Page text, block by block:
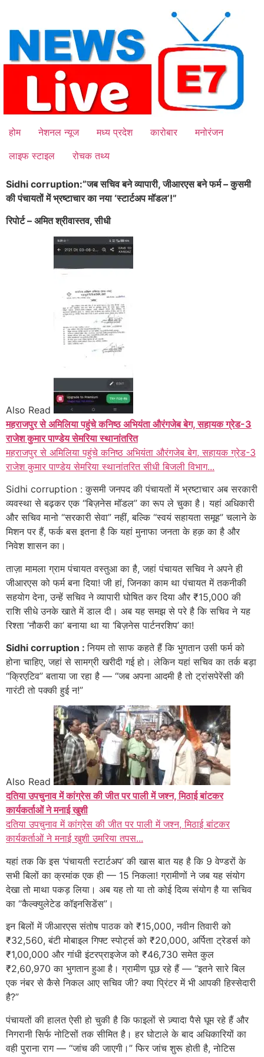
content
होम नेशनल न्यूज मध्य प्रदेश कारोबार
मनोरंजन
लाइफ स्टाइल
रोचक तथ्य
Sidhi corruption:”जब सचिव बने व्यापारी, जीआरएस बने फर्म – कुसमी
की पंचायतों में भ्रष्टाचार का नया ‘स्टार्टअप मॉडल’!”
रिपोर्ट – अमित श्रीवास्तव, सीधी
Also Read
महराजपुर से अमिलिया पहुंचे कनिष्ठ अभियंता औरंगजेब बेग, सहायक ग्रेड-3
राजेश कुमार पाण्डेय सेमरिया स्थानांतरित
महराजपुर से अमिलिया पहुंचे कनिष्ठ अभियंता औरंगजेब बेग, सहायक ग्रेड-3
राजेश कुमार पाण्डेय सेमरिया स्थानांतरित सीधी बिजली विभाग...
Sidhi corruption : कुसमी जनपद की पंचायतों में भ्रष्टाचार अब सरकारी
व्यवस्था से बढ़कर एक “बिज़नेस मॉडल” का रूप ले चुका है। यहां अधिकारी
और सचिव मानो “सरकारी सेवा” नहीं, बल्कि “स्वयं सहायता समूह” चलाने के
मिशन पर हैं, फर्क बस इतना है कि यहां मुनाफा जनता के हक़ का है और
निवेश शासन का।
ताज़ा मामला ग्राम पंचायत वस्तुआ का है, जहां पंचायत सचिव ने अपने ही
जीआरएस को फर्म बना दिया! जी हां, जिनका काम था पंचायत में तकनीकी
सहयोग देना, उन्हें सचिव ने व्यापारी घोषित कर दिया और ₹15,000 की
राशि सीधे उनके खाते में डाल दी। अब यह समझ से परे है कि सचिव ने यह
रिश्ता ‘नौकरी का’ बनाया था या ‘बिज़नेस पार्टनरशिप’ का!
Sidhi corruption :नियम तो साफ कहते हैं कि भुगतान उसी फर्म को
होना चाहिए, जहां से सामग्री खरीदी गई हो। लेकिन यहां सचिव का तर्क बड़ा
“क्रिएटिव” बताया जा रहा है — “जब अपना आदमी है तो ट्रांसपेरेंसी की
गारंटी तो पक्की हुई न!”
Also Read
दतिया उपचुनाव में कांग्रेस की जीत पर पाली में जश्न, मिठाई बांटकर
कार्यकर्ताओं ने मनाई खुशी
दतिया उपचुनाव में कांग्रेस की जीत पर पाली में जश्न, मिठाई बांटकर
कार्यकर्ताओं ने मनाई खुशी उमरिया तपस...
यहां तक कि इस ‘पंचायती स्टार्टअप’ की खास बात यह है कि 9 वेण्डरों के
सभी बिलों का क्रमांक एक ही — 15 निकला! ग्रामीणों ने जब यह संयोग
देखा तो माथा पकड़ लिया। अब यह तो या तो कोई दिव्य संयोग है या सचिव
का “कैल्क्युलेटेड कॉइनसिडेंस”।
इन बिलों में जीआरएस संतोष पाठक को ₹15,000, नवीन तिवारी को
₹32,560, बंटी मोबाइल गिफ्ट स्पोर्ट्स को ₹20,000, अर्पिता ट्रेडर्स को
₹1,00,000 और गांधी इंटरप्राइजेज को ₹46,730 समेत कुल
₹2,60,970 का भुगतान हुआ है। ग्रामीण पूछ रहे हैं — “इतने सारे बिल
एक नंबर से कैसे निकल आए सचिव जी? क्या प्रिंटर में भी आपकी हिस्सेदारी
है?”
पंचायतों की हालत ऐसी हो चुकी है कि फाइलों से ज़्यादा पैसे घूम रहे हैं और
निगरानी सिर्फ नोटिसों तक सीमित है। हर घोटाले के बाद अधिकारियों का
वही पुराना राग — “जांच की जाएगी।” फिर जांच शुरू होती है, नोटिस